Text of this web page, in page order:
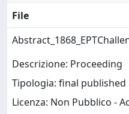
File
Descrizione: Proceeding
Tipologia: final published
Licenza: Non Pubblico -